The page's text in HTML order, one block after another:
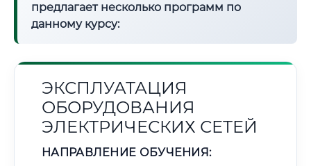
предлагает несколько программ по
данному курсу:
ЭКСПЛУАТАЦИЯ
ОБОРУДОВАНИЯ
ЭЛЕКТРИЧЕСКИХ СЕТЕЙ
НАПРАВЛЕНИЕ ОБУЧЕНИЯ: